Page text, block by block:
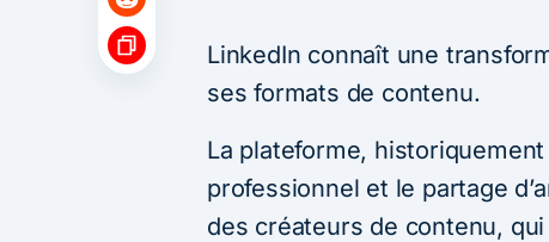
LinkedIn connaît une
ses formats de contenu.
La plateforme,
professionnel et le partage
des créateurs de contenu,